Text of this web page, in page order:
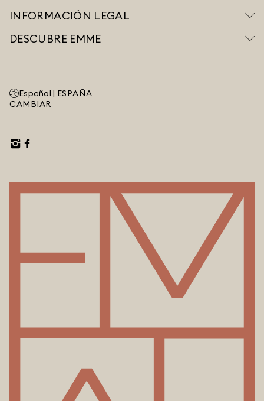
INFORMACIÓN LEGAL
DESCUBRE EMME
Español | ESPAÑA
CAMBIAR